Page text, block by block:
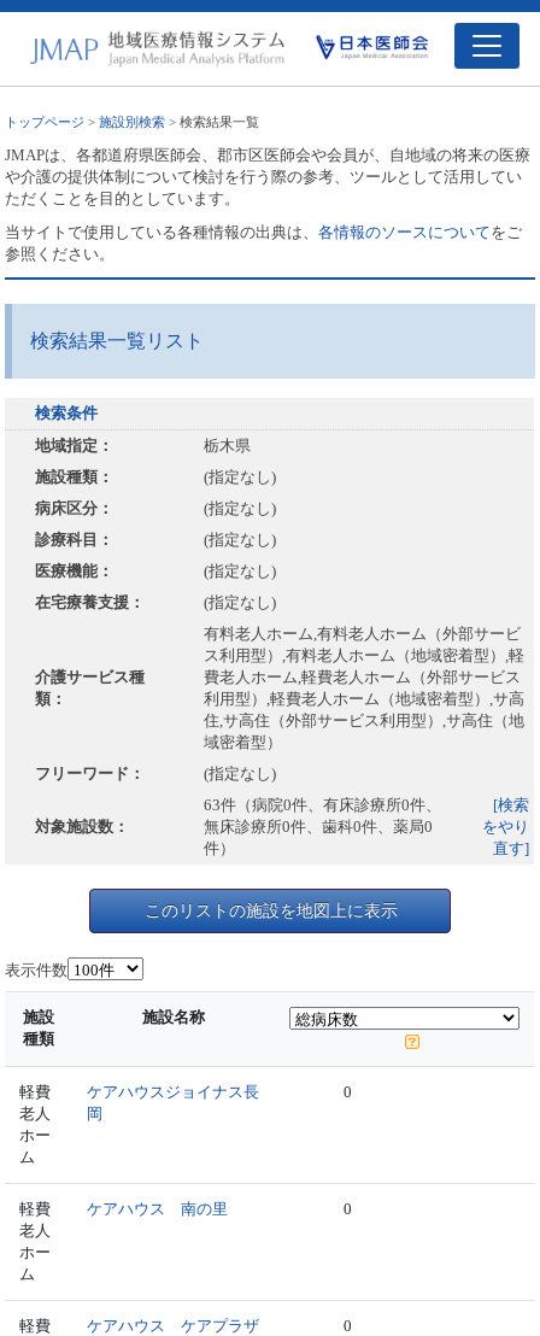
トップページ >施設別検索 > 検索結果一覧
JMAPは、各都道府県医師会、郡市区医師会や会員が、自地域の将来の医療
や介護の提供体制について検討を行う際の参考、ツールとして活用してい
ただくことを目的としています。
当サイトで使用している各種情報の出典は、各情報のソースについてをご
参照ください。
検索結果一覧リスト
検索条件
地域指定：
栃木県
施設種類：
(指定なし)
病床区分：
(指定なし)
診療科目：
(指定なし)
医療機能：
(指定なし)
在宅療養支援：
(指定なし)
介護サービス種
類：
有料老人ホーム,有料老人ホーム（外部サービ
ス利用型）,有料老人ホーム（地域密着型）,軽
費老人ホーム,軽費老人ホーム（外部サービス
利用型）,軽費老人ホーム（地域密着型）,サ高
住,サ高住（外部サービス利用型）,サ高住（地
域密着型）
フリーワード：
(指定なし)
対象施設数：
63件（病院0件、有床診療所0件、
無床診療所0件、歯科0件、薬局0
件）
[検索
をやり
直す]
このリストの施設を地図上に表示
表示件数
施設
種類
施設名称
軽費
老人
ホー
ム
ケアハウスジョイナス長
岡
0
軽費
老人
ホー
ム
ケアハウス 南の里 0
軽費
ケアハウス ケアプラザ
0